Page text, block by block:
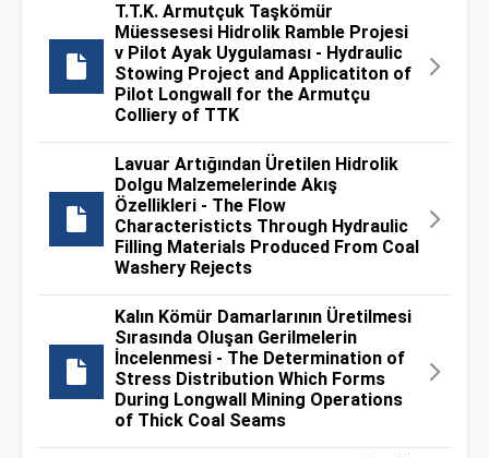
T.T.K. Armutçuk Taşkömür
Müessesesi Hidrolik Ramble Projesi
v Pilot Ayak Uygulaması - Hydraulic
Stowing Project and Applicatiton of
Pilot Longwall for the Armutçu
Colliery of TTK
Lavuar Artığından Üretilen Hidrolik
Dolgu Malzemelerinde Akış
Özellikleri - The Flow
Characteristicts Through Hydraulic
Filling Materials Produced From Coal
Washery Rejects
Kalın Kömür Damarlarının Üretilmesi
Sırasında Oluşan Gerilmelerin
İncelenmesi - The Determination of
Stress Distribution Which Forms
During Longwall Mining Operations
of Thick Coal Seams